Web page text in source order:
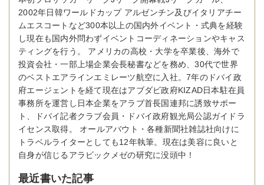
2002年日韓ワールドカップ アルゼンチン及びイタリアチー
ムエスコートなど300本以上の国内外イベント・式典を経験
し現在も国内外問わずイベントコーディネーションやキャス
ティングを行う。 アメリカの高校・大学を卒業後、海外で
投資会社・一部上場企業会長秘書などを務め、30代で世界
のベストエアラインエミレーツ航空に入社。7年のドバイ政
府エージェントを経て現在はアブダビ政府KIZAD日本駐在員
事務所を運営し日本企業をアラブ首長国連邦に誘致サポー
ト、ドバイ記者クラブ会員・ドバイ政府観光局公認ガイドラ
イセンス取得。 オールアバウト・各種新聞社雑誌社向けに
トラベルライターとしても12年執筆。現在は美容に良いと
自身が信じるアラビックメゼの研究に没頭中！
最近書いた記事